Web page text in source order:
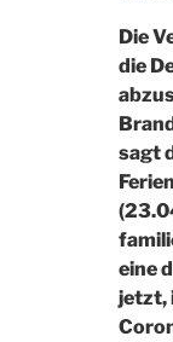
Die
die
sagt
eine
jetzt,